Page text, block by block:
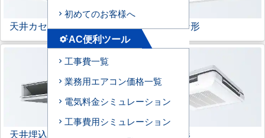
天井カセット形1方向 ビルトイン形
天井埋込ダクト形 天吊自在形
初めてのお客様へ
settings_suggestAC便利ツール
工事費一覧
業務用エアコン価格一覧
電気料金シミュレーション
工事費用シミュレーション